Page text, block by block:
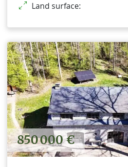
Land surface:
850 000 €